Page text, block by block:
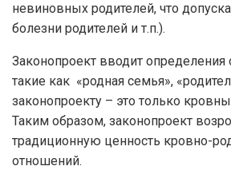
невиновных родителей, что
болезни родителей и т.п.).
Законопроект вводит определения
такие как «родная семья»,
законопроекту – это только
Таким образом, законопроект
традиционную ценность кровно-
отношений.